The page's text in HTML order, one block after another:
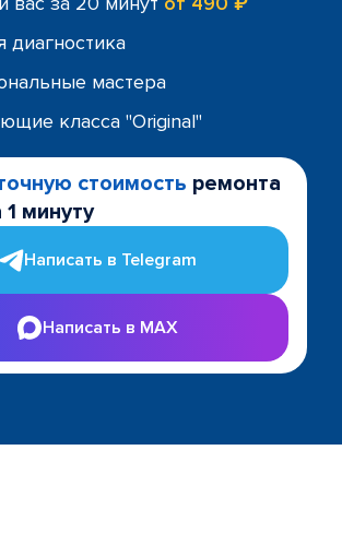
диагностика
мастера
класса "Original"
стоимость ремонта
1 минуту
Написать в Telegram
Написать в MAX